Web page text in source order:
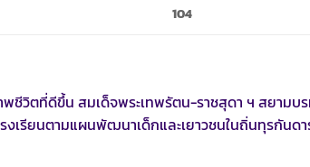
104
ตที่ดีขึ้น สมเด็จพระเทพรัตน-ราชสุดา ฯ สยามบร
งเรียนตามแผนพัฒนาเด็กและเยาวชนในถิ่นทุรกันดา